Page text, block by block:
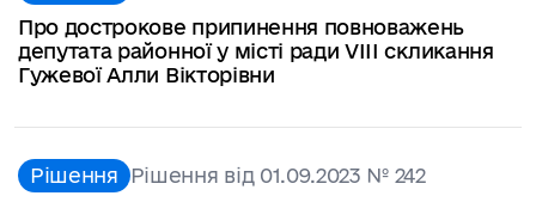
Про дострокове припинення повноважень
депутата районної у місті ради VІІІ скликання
Гужевої Алли Вікторівни
Рішення Рішення від 01.09.2023 № 242